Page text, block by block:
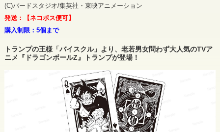
(C)バードスタジオ/集英社・東映アニメーション
発送：【ネコポス便可】
購入制限：5個まで
トランプの王様「バイスクル」より、老若男女問わず大人気のTVア
ニメ『ドラゴンボールZ』トランプが登場！